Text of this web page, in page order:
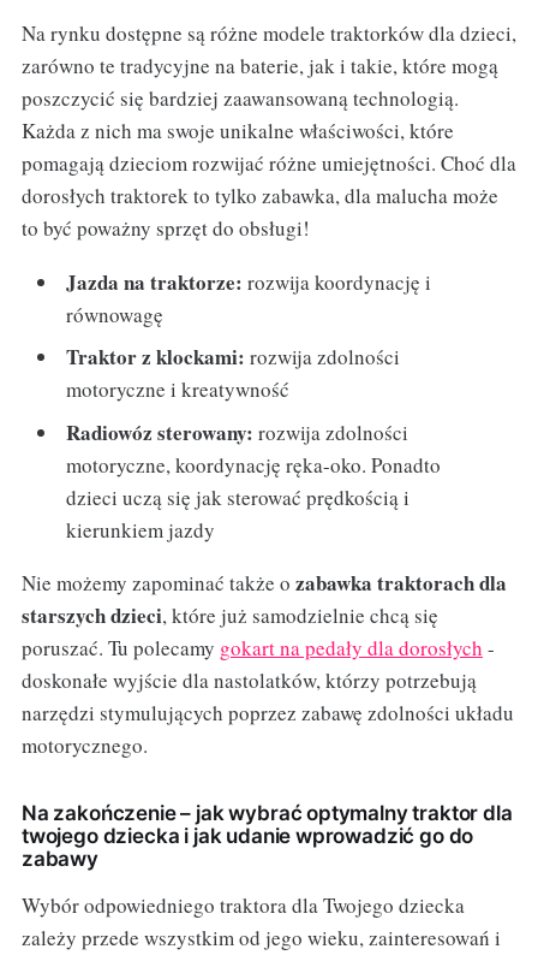
Na rynku dostępne są różne modele traktorków dla dzieci,
zarówno te tradycyjne na baterie, jak i takie, które mogą
poszczycić się bardziej zaawansowaną technologią.
Każda z nich ma swoje unikalne właściwości, które
pomagają dzieciom rozwijać różne umiejętności. Choć dla
dorosłych traktorek to tylko zabawka, dla malucha może
to być poważny sprzęt do obsługi!
Jazda na traktorze: rozwija koordynację i
równowagę
Traktor z klockami: rozwija zdolności
motoryczne i kreatywność
Radiowóz sterowany: rozwija zdolności
motoryczne, koordynację ręka-oko. Ponadto
dzieci uczą się jak sterować prędkością i
kierunkiem jazdy
Nie możemy zapominać także o zabawka traktorach dla
starszych dzieci, które już samodzielnie chcą się
poruszać. Tu polecamy gokart na pedały dla dorosłych -
doskonałe wyjście dla nastolatków, którzy potrzebują
narzędzi stymulujących poprzez zabawę zdolności układu
motorycznego.
Na zakończenie – jak wybrać optymalny traktor dla
twojego dziecka i jak udanie wprowadzić go do
zabawy
Wybór odpowiedniego traktora dla Twojego dziecka
zależy przede wszystkim od jego wieku, zainteresowań i